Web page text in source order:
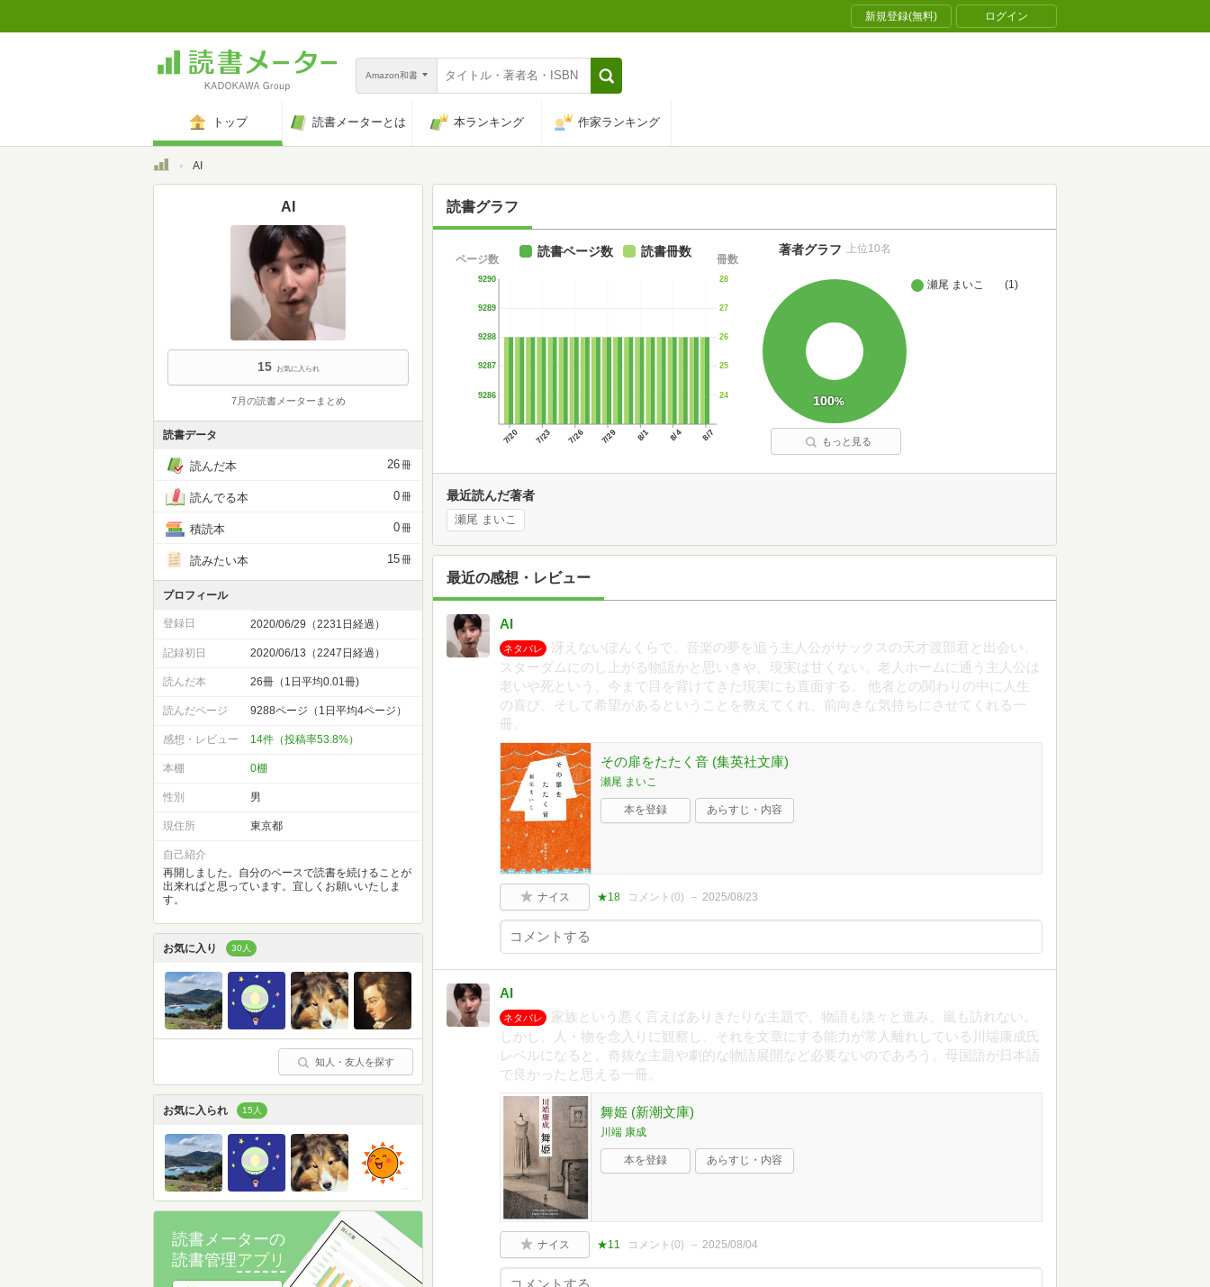
新規登録(無料) ログイン
Amazon和書
トップ 読書メーターとは 本ランキング 作家ランキング
トップ
AI
読書グラフ
7/20 7/23 7/26 7/29 8/1 8/4 8/7
9286
9287
9288
9289
9290
ページ数
24
25
26
27
28
冊数
読書ページ数 読書冊数
瀬尾 まいこ (1)
100%
著者グラフ 上位10名
もっと見る
最近読んだ著者
瀬尾 まいこ
最近の感想・レビュー
AI
ネタバレ
冴えないぼんくらで、音楽の夢を追う主人公がサックスの天才渡部君と出会い、
スターダムにのし上がる物語かと思いきや、現実は甘くない。老人ホームに通う主人公は
老いや死という、今まで目を背けてきた現実にも直面する。 他者との関わりの中に人生
の喜び、そして希望があるということを教えてくれ、前向きな気持ちにさせてくれる一
冊。
その扉をたたく音 (集英社文庫)
瀬尾 まいこ
本を登録 あらすじ・内容
ナイス ★18 コメント(0) 2025/08/23
AI
ネタバレ
家族という悪く言えばありきたりな主題で、物語も淡々と進み、嵐も訪れない。
しかし、人・物を念入りに観察し、それを文章にする能力が常人離れしている川端康成氏
レベルになると、奇抜な主題や劇的な物語展開など必要ないのであろう。母国語が日本語
で良かったと思える一冊。
舞姫 (新潮文庫)
川端 康成
本を登録 あらすじ・内容
ナイス ★11 コメント(0) 2025/08/04
AI
15 お気に入られ
7月の読書メーターまとめ
読書データ
読んだ本 26冊
読んでる本 0冊
積読本 0冊
読みたい本 15冊
プロフィール
登録日 2020/06/29（2231日経過）
記録初日 2020/06/13（2247日経過）
読んだ本 26冊（1日平均0.01冊)
読んだページ 9288ページ（1日平均4ページ）
感想・レビュー 14件（投稿率53.8%）
本棚 0棚
性別 男
現住所 東京都
自己紹介
再開しました。自分のペースで読書を続けることが
出来ればと思っています。宜しくお願いいたしま
す。
お気に入り 30人
知人・友人を探す
お気に入られ 15人
読書メーターの
読書管理アプリ